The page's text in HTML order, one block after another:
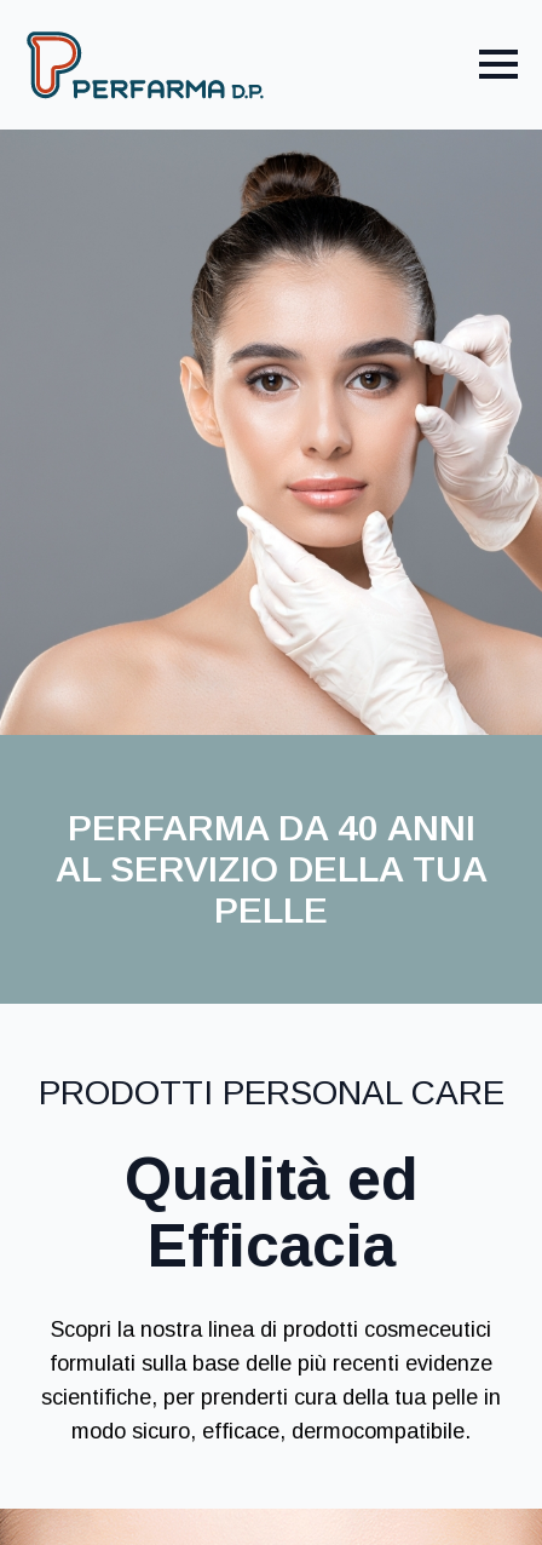
PERFARMA DA 40 ANNI
AL SERVIZIO DELLA TUA
PELLE
PRODOTTI PERSONAL CARE
Qualità ed
Efficacia
Scopri la nostra linea di prodotti cosmeceutici
formulati sulla base delle più recenti evidenze
scientifiche, per prenderti cura della tua pelle in
modo sicuro, efficace, dermocompatibile.